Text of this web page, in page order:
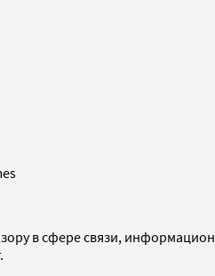
в сфере связи,